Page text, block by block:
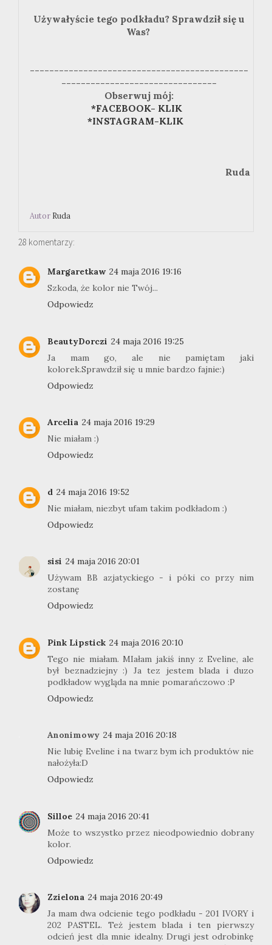
Używałyście tego podkładu? Sprawdził się u
Was?
---------------------------------------------
--------------------------------
Obserwuj mój:
*FACEBOOK- KLIK
*INSTAGRAM-KLIK
Ruda
Autor Ruda
28 komentarzy:
Margaretkaw 24 maja 2016 19:16
Szkoda, że kolor nie Twój...
Odpowiedz
BeautyDorczi 24 maja 2016 19:25
Ja mam go, ale nie pamiętam jaki
kolorek.Sprawdził się u mnie bardzo fajnie:)
Odpowiedz
Arcelia 24 maja 2016 19:29
Nie miałam :)
Odpowiedz
d 24 maja 2016 19:52
Nie miałam, niezbyt ufam takim podkładom :)
Odpowiedz
sisi 24 maja 2016 20:01
Używam BB azjatyckiego - i póki co przy nim
zostanę
Odpowiedz
Pink Lipstick 24 maja 2016 20:10
Tego nie miałam. MIałam jakiś inny z Eveline, ale
był beznadziejny :) Ja tez jestem blada i duzo
podkładow wygląda na mnie pomarańczowo :P
Odpowiedz
Anonimowy 24 maja 2016 20:18
Nie lubię Eveline i na twarz bym ich produktów nie
nałożyła:D
Odpowiedz
Silloe 24 maja 2016 20:41
Może to wszystko przez nieodpowiednio dobrany
kolor.
Odpowiedz
Zzielona 24 maja 2016 20:49
Ja mam dwa odcienie tego podkładu - 201 IVORY i
202 PASTEL. Też jestem blada i ten pierwszy
odcień jest dla mnie idealny. Drugi jest odrobinkę